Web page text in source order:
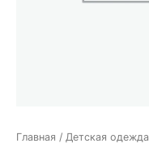
Главная / Детская одежда